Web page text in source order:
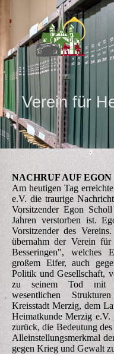
Verein für
NACHRUF AUF EGON
Am heutigen Tag
e.V. die traurige
Vorsitzender Egon
Jahren verstorben ist.
Vorsitzender des
übernahm der Verein
Besseringen", welches
großem Eifer, auch
Politik und Gesellschaft,
zu seinem Tod mit
wesentlichen
Kreisstadt Merzig, dem
Heimatkunde Merzig e.V.
zurück, die Bedeutung
Alleinstellungsmerkmal
gegen Krieg und Gewalt